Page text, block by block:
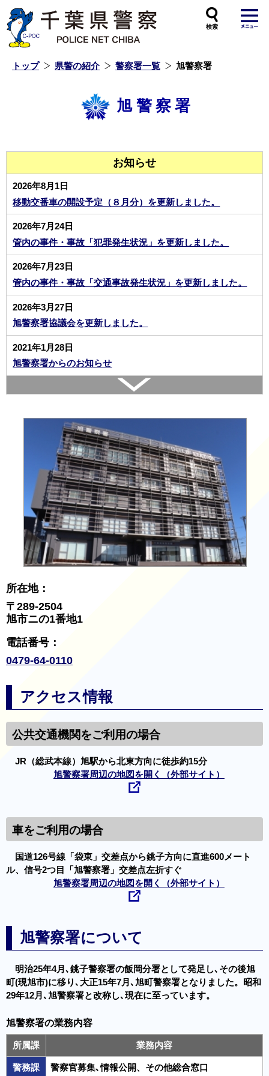
トップ 県警の紹介 警察署一覧 旭警察署
旭警察署
お知らせ
2026年8月1日
移動交番車の開設予定（８月分）を更新しました。
2026年7月24日
管内の事件・事故「犯罪発生状況」を更新しました。
2026年7月23日
管内の事件・事故「交通事故発生状況」を更新しました。
2026年3月27日
旭警察署協議会を更新しました。
2021年1月28日
旭警察署からのお知らせ
所在地：
〒289-2504
旭市ニの1番地1
電話番号：
0479-64-0110
アクセス情報
公共交通機関をご利用の場合
JR（総武本線）旭駅から北東方向に徒歩約15分
旭警察署周辺の地図を開く（外部サイト）
車をご利用の場合
国道126号線「袋東」交差点から銚子方向に直進600メート
ル、信号2つ目「旭警察署」交差点左折すぐ
旭警察署周辺の地図を開く（外部サイト）
旭警察署について
明治25年4月､銚子警察署の飯岡分署として発足し､その後旭
町(現旭市)に移り､大正15年7月､旭町警察署となりました。昭和
29年12月､旭警察署と改称し､現在に至っています。
旭警察署の業務内容
所属課 業務内容
警務課 警察官募集､情報公開、その他総合窓口